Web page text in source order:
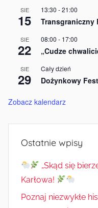
SIE
15
13:30 -21:00
Transgraniczny
SIE
22
08:00 - 17:00
„Cudze
SIE
29
Cały dzień
Dożynkowy
Zobacz kalendarz
Ostatnie wpisy
„Skąd się
Karłowa!
Poznaj niezwykłe